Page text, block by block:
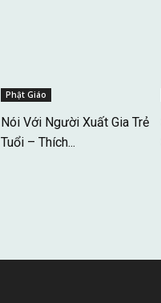
Phật Giáo
Nói Với Người Xuất Gia Trẻ
Tuổi – Thích...